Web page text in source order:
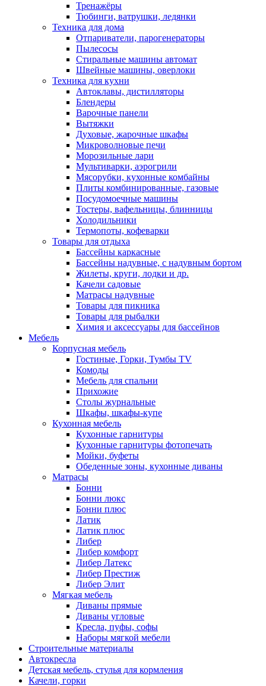
Тренажёры
Тюбинги, ватрушки, ледянки
Техника для дома
Отпариватели, парогенераторы
Пылесосы
Стиральные машины автомат
Швейные машины, оверлоки
Техника для кухни
Автоклавы, дистилляторы
Блендеры
Варочные панели
Вытяжки
Духовые, жарочные шкафы
Микроволновые печи
Морозильные лари
Мультиварки, аэрогрили
Мясорубки, кухонные комбайны
Плиты комбинированные, газовые
Посудомоечные машины
Тостеры, вафельницы, блинницы
Холодильники
Термопоты, кофеварки
Товары для отдыха
Бассейны каркасные
Бассейны надувные, с надувным бортом
Жилеты, круги, лодки и др.
Качели садовые
Матрасы надувные
Товары для пикника
Товары для рыбалки
Химия и аксессуары для бассейнов
Мебель
Корпусная мебель
Гостиные, Горки, Тумбы TV
Комоды
Мебель для спальни
Прихожие
Столы журнальные
Шкафы, шкафы-купе
Кухонная мебель
Кухонные гарнитуры
Кухонные гарнитуры фотопечать
Мойки, буфеты
Обеденные зоны, кухонные диваны
Матрасы
Бонни
Бонни люкс
Бонни плюс
Латик
Латик плюс
Либер
Либер комфорт
Либер Латекс
Либер Престиж
Либер Элит
Мягкая мебель
Диваны прямые
Диваны угловые
Кресла, пуфы, софы
Наборы мягкой мебели
Строительные материалы
Автокресла
Детская мебель, стулья для кормления
Качели, горки